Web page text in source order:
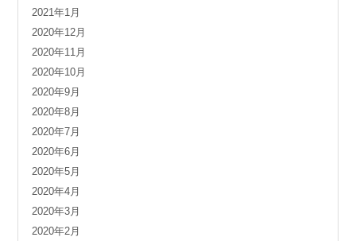
2021年1月
2020年12月
2020年11月
2020年10月
2020年9月
2020年8月
2020年7月
2020年6月
2020年5月
2020年4月
2020年3月
2020年2月